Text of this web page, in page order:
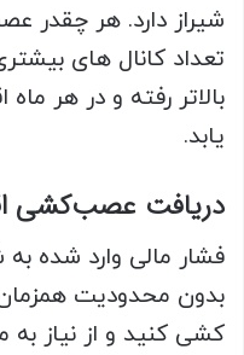
شیراز دارد. هر
تعداد کانال های
بالاتر رفته و در هر
یابد.
دریافت عصب‌کشی
فشار مالی وارد شده
بدون محدودیت
کشی کنید و از نیاز به